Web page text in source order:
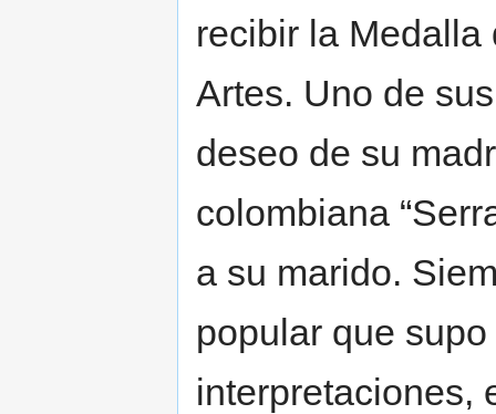
recibir la
Artes. Uno de
deseo de su
colombiana
a su marido.
popular que
interpretaciones,